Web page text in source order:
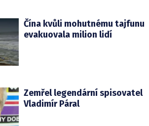
Čína kvůli mohutnému tajfunu
evakuovala milion lidí
Zemřel legendární spisovatel
Vladimír Páral